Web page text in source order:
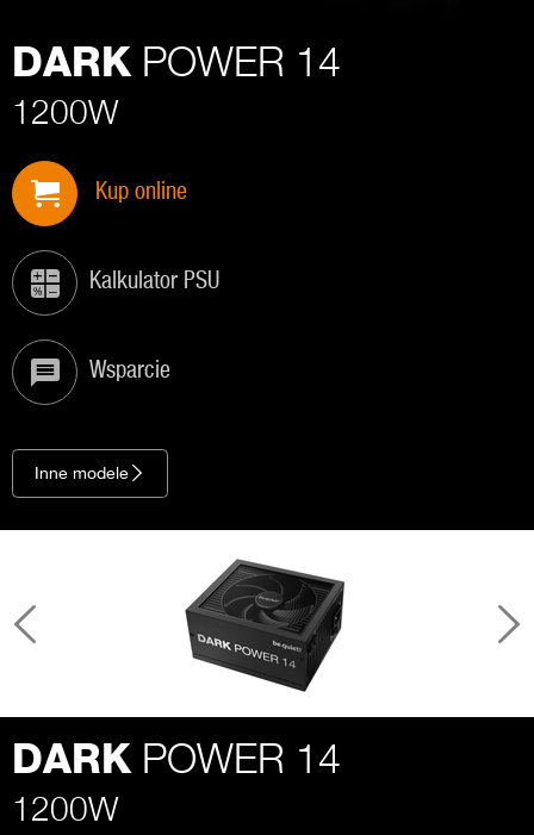
DARK POWER 14
1200W
Kup online
Kalkulator PSU
Wsparcie
Inne modele
DARK POWER 14
1200W